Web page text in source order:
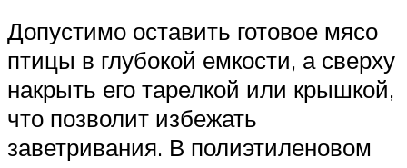
Допустимо оставить готовое мясо
птицы в глубокой емкости, а сверху
накрыть его тарелкой или крышкой,
что позволит избежать
заветривания. В полиэтиленовом